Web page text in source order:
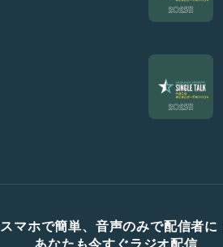
スマホで簡単、音声のみで配信者に
あなたも今すぐラジオ配信